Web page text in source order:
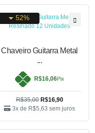
52%
Chaveiro Guitarra Metal
R$16,06Pix
R$35,00 R$16,90
3x de R$5,63sem juros